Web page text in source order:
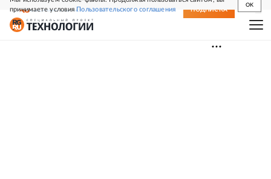
принимаете условияПользовательского соглашения
OK
СВЕЖИЙ НОМЕР ПОДПИСКА